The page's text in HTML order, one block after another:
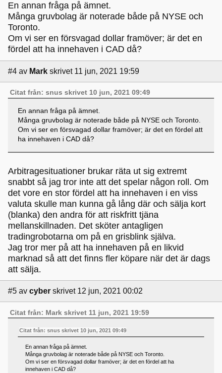
En annan fråga på ämnet.
Många gruvbolag är noterade både på NYSE och
Toronto.
Om vi ser en försvagad dollar framöver; är det en
fördel att ha innehaven i CAD då?
#4 av Mark skrivet 11 jun, 2021 19:59
Citat från: snus skrivet 10 jun, 2021 09:49
En annan fråga på ämnet.
Många gruvbolag är noterade både på NYSE och Toronto.
Om vi ser en försvagad dollar framöver; är det en fördel att
ha innehaven i CAD då?
Arbitragesituationer brukar räta ut sig extremt
snabbt så jag tror inte att det spelar någon roll. Om
det vore en stor fördel att ha innehaven i en viss
valuta skulle man kunna gå lång där och sälja kort
(blanka) den andra för att riskfritt tjäna
mellanskillnaden. Det sköter antagligen
tradingrobotarna om på en grisblink själva.
Jag tror mer på att ha innehaven på en likvid
marknad så att det finns fler köpare när det är dags
att sälja.
#5 av cyber skrivet 12 jun, 2021 00:02
Citat från: Mark skrivet 11 jun, 2021 19:59
Citat från: snus skrivet 10 jun, 2021 09:49
En annan fråga på ämnet.
Många gruvbolag är noterade både på NYSE och Toronto.
Om vi ser en försvagad dollar framöver; är det en fördel att ha
innehaven i CAD då?